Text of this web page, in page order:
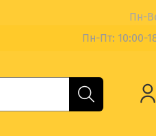
Пн-
Пн-Пт: 10:00-